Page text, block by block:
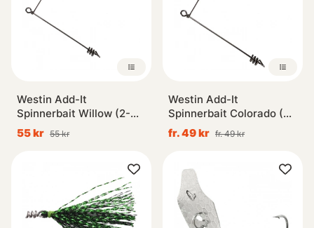
Westin Add-It
Spinnerbait Willow (2-
pack)
55 kr 55 kr
Westin Add-It
Spinnerbait Colorado (2-
pack)
fr. 49 kr fr. 49 kr